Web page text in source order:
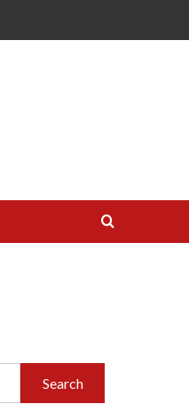
Search